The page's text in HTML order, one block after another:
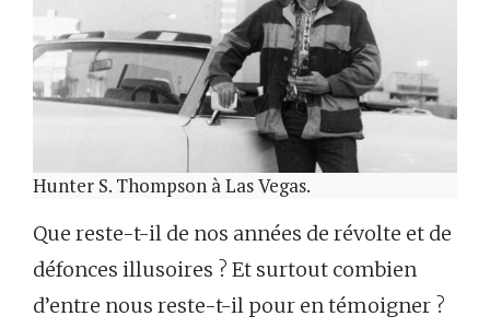
Hunter S. Thompson à Las Vegas.
Que reste-t-il de nos années de révolte et de
défonces illusoires ? Et surtout combien
d’entre nous reste-t-il pour en témoigner ?